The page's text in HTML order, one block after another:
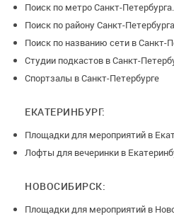
Поиск по метро Санкт-Петербурга.
Поиск по району Санкт-Петербурга
Поиск по названию сети в Санкт-
Студии подкастов в Санкт-
Спортзалы в Санкт-Петербурге
ЕКАТЕРИНБУРГ:
Площадки для мероприятий в
Лофты для вечеринки в
НОВОСИБИРСК:
Площадки для мероприятий в